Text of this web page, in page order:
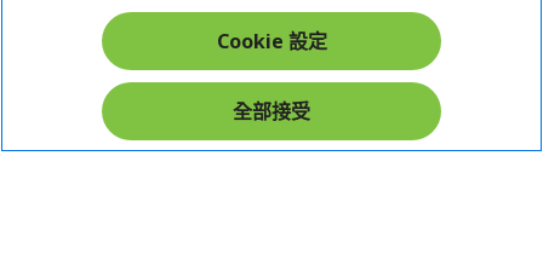
在社群上追蹤 Acer
Cookie 設定
全部接受